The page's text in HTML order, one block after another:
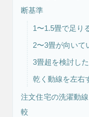
断基準
1〜1.5畳で足り
2〜3畳が向いて
3畳超を検討し
乾く動線を左右
注文住宅の洗濯動
較
注文住宅